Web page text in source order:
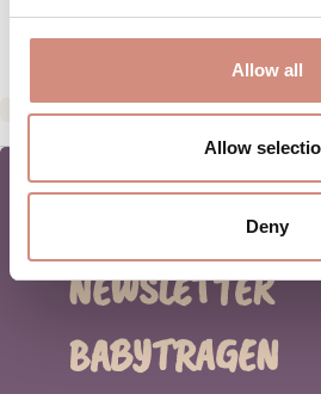
Allow all
Allow
Deny
HERSTELLERANGABEN
NEWSLETTER
BABYTRAGEN